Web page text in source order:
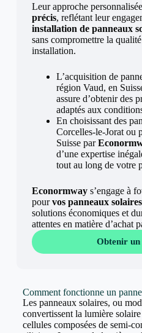
Leur approche
précis, reflétant leur
installation de panneaux
sans compromettre la
installation.
L’acquisition de
région Vaud, en
assure d’obtenir des
adaptés aux
En choisissant des
Corcelles-le-Jorat ou
Suisse par
d’une expertise
tout au long de votre
Econormways’engage à
pourvos panneaux solaires
solutions économiques et
attentes en matière d’achat
Obtenir un
Comment fonctionne un
Les panneaux solaires, ou
convertissent la lumière
cellules composées de semi-